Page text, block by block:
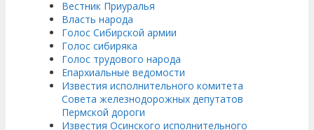
Вестник Приуралья
Власть народа
Голос Сибирской армии
Голос сибиряка
Голос трудового народа
Епархиальные ведомости
Известия исполнительного комитета
Совета железнодорожных депутатов
Пермской дороги
Известия Осинского исполнительного